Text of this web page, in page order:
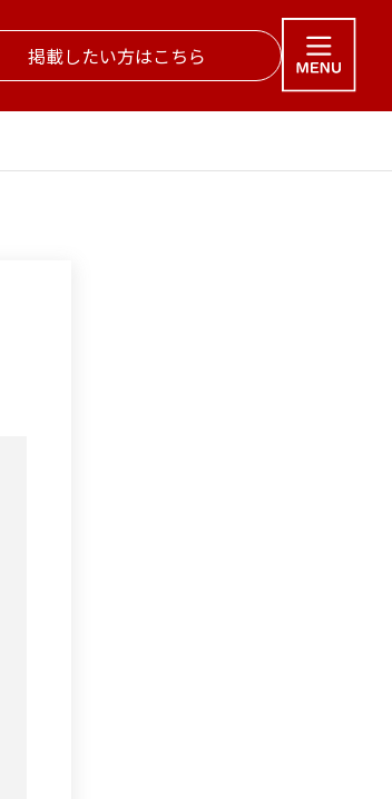
掲載したい方はこちら